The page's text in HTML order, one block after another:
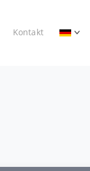
Kontakt